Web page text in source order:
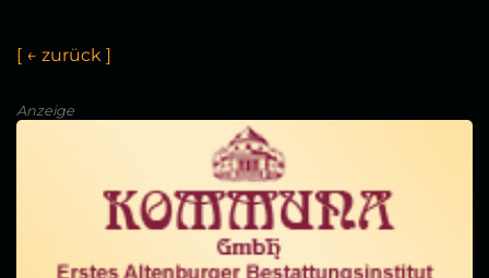
[ ← zur ü ck ]
Anzeige